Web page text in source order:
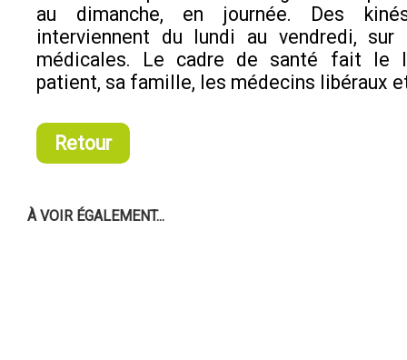
au dimanche, en journée. Des
interviennent du lundi au vendredi, sur
médicales. Le cadre de santé fait le
patient, sa famille, les médecins libéraux
Retour
À VOIR ÉGALEMENT...